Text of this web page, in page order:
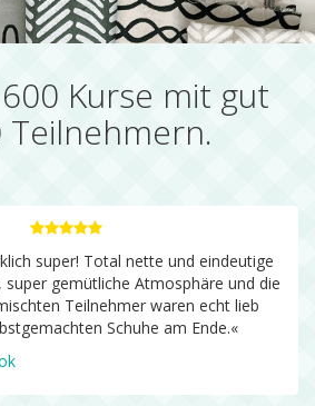
Kurse mit gut
Teilnehmern.
super! Total nette und eindeutige
gemütliche Atmosphäre und die
Teilnehmer waren echt lieb
Schuhe am Ende.«